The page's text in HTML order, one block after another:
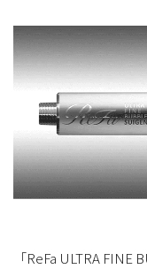
「ReFa ULTRA